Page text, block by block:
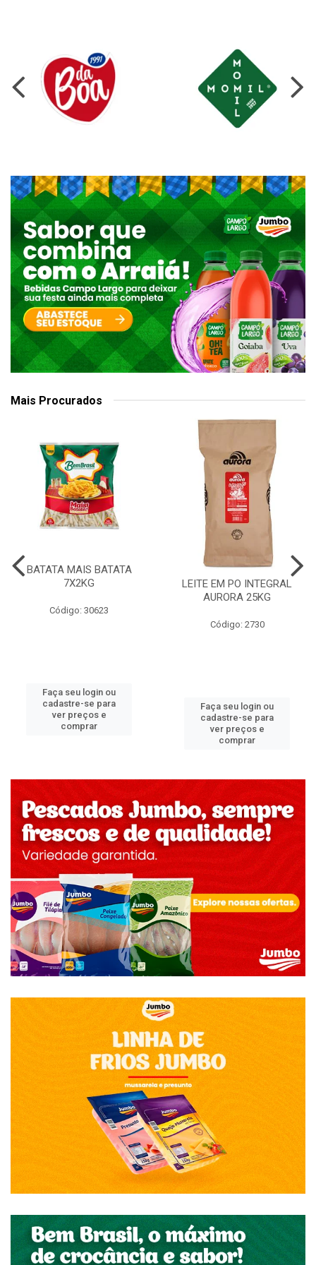
Mais Procurados
BATATA MAIS BATATA
7X2KG
Código: 30623
Faça seu login ou
cadastre-se para
ver preços e
comprar
LEITE EM PO INTEGRAL
AURORA 25KG
Código: 2730
Faça seu login ou
cadastre-se para
ver preços e
comprar